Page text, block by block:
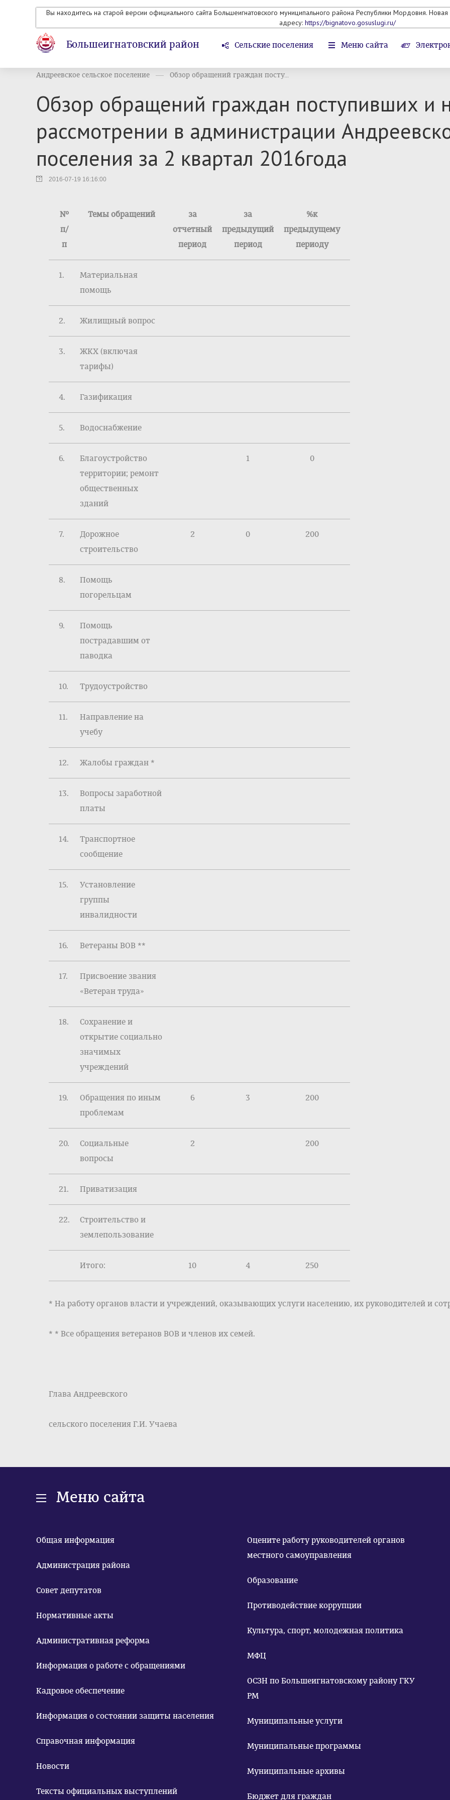
Вы находитесь на старой версии официального сайта Большеигнатовского муниципального района Республики Мордовия.
адресу: https://bignatovo.gosuslugi.ru/
Большеигнатовский район Сельские поселения Меню сайта
Андреевское сельское поселение Обзор обращений граждан посту...
Обзор обращений граждан поступивших и
рассмотрении в администрации
поселения за 2 квартал 2016года
2016-07-19 16:16:00
№
п/
п
Темы обращений
за
отчетный
период
за
предыдущий
период
%к
предыдущему
периоду
1.
Материальная
помощь
2. Жилищный вопрос
3.
ЖКХ (включая
тарифы)
4. Газификация
5. Водоснабжение
6.
Благоустройство
территории; ремонт
общественных
зданий
1 0
7.
Дорожное
строительство
2 0 200
8.
Помощь
погорельцам
9.
Помощь
пострадавшим от
паводка
10. Трудоустройство
11.
Направление на
учебу
12. Жалобы граждан *
13.
Вопросы заработной
платы
14.
Транспортное
сообщение
15.
Установление
группы
инвалидности
16. Ветераны ВОВ **
17.
Присвоение звания
«Ветеран труда»
18.
Сохранение и
открытие социально
значимых
учреждений
19.
Обращения по иным
проблемам
6 3 200
20.
Социальные
вопросы
2 200
21. Приватизация
22.
Строительство и
землепользование
Итого: 10 4 250
* На работу органов власти и учреждений, оказывающих услуги населению, их руководителей и
* * Все обращения ветеранов ВОВ и членов их семей.
Глава Андреевского
сельского поселения Г.И. Учаева
Меню сайта
Общая информация
Администрация района
Совет депутатов
Нормативные акты
Административная реформа
Информация о работе с обращениями
Кадровое обеспечение
Информация о состоянии защиты населения
Справочная информация
Новости
Тексты официальных выступлений
Оцените работу руководителей органов
местного самоуправления
Образование
Противодействие коррупции
Культура, спорт, молодежная политика
МФЦ
ОСЗН по Большеигнатовскому району ГКУ
РМ
Муниципальные услуги
Муниципальные программы
Муниципальные архивы
Бюджет для граждан